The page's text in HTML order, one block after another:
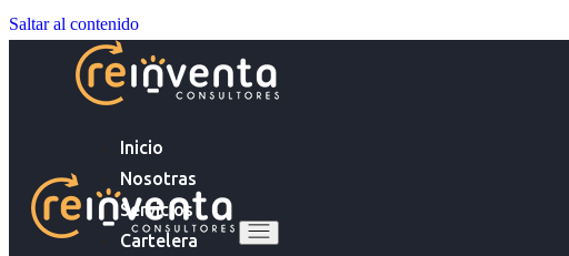
Saltar al contenido
Inicio
Nosotras
Servicios
Cartelera